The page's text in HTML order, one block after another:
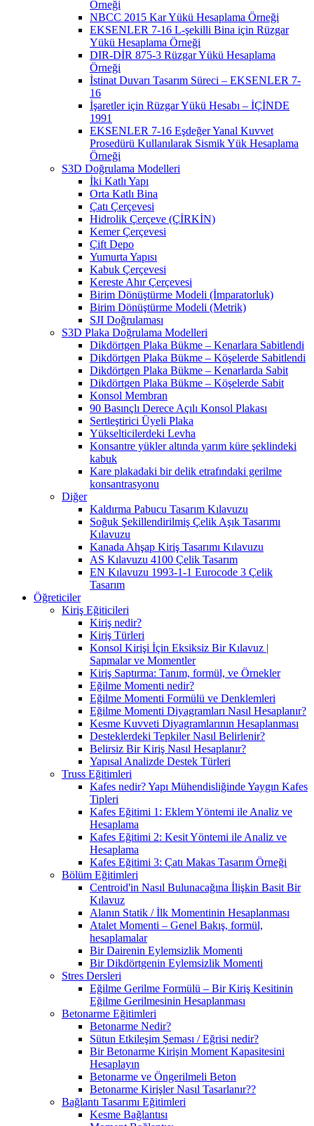
Örneği
NBCC 2015 Kar Yükü Hesaplama Örneği
EKSENLER 7-16 L-şekilli Bina için Rüzgar
Yükü Hesaplama Örneği
DIR-DİR 875-3 Rüzgar Yükü Hesaplama
Örneği
İstinat Duvarı Tasarım Süreci – EKSENLER 7-
16
İşaretler için Rüzgar Yükü Hesabı – İÇİNDE
1991
EKSENLER 7-16 Eşdeğer Yanal Kuvvet
Prosedürü Kullanılarak Sismik Yük Hesaplama
Örneği
S3D Doğrulama Modelleri
İki Katlı Yapı
Orta Katlı Bina
Çatı Çerçevesi
Hidrolik Çerçeve (ÇİRKİN)
Kemer Çerçevesi
Çift Depo
Yumurta Yapısı
Kabuk Çerçevesi
Kereste Ahır Çerçevesi
Birim Dönüştürme Modeli (İmparatorluk)
Birim Dönüştürme Modeli (Metrik)
SJI Doğrulaması
S3D Plaka Doğrulama Modelleri
Dikdörtgen Plaka Bükme – Kenarlara Sabitlendi
Dikdörtgen Plaka Bükme – Köşelerde Sabitlendi
Dikdörtgen Plaka Bükme – Kenarlarda Sabit
Dikdörtgen Plaka Bükme – Köşelerde Sabit
Konsol Membran
90 Basınçlı Derece Açılı Konsol Plakası
Sertleştirici Üyeli Plaka
Yükselticilerdeki Levha
Konsantre yükler altında yarım küre şeklindeki
kabuk
Kare plakadaki bir delik etrafındaki gerilme
konsantrasyonu
Diğer
Kaldırma Pabucu Tasarım Kılavuzu
Soğuk Şekillendirilmiş Çelik Aşık Tasarımı
Kılavuzu
Kanada Ahşap Kiriş Tasarımı Kılavuzu
AS Kılavuzu 4100 Çelik Tasarım
EN Kılavuzu 1993-1-1 Eurocode 3 Çelik
Tasarım
Öğreticiler
Kiriş Eğiticileri
Kiriş nedir?
Kiriş Türleri
Konsol Kirişi İçin Eksiksiz Bir Kılavuz |
Sapmalar ve Momentler
Kiriş Saptırma: Tanım, formül, ve Örnekler
Eğilme Momenti nedir?
Eğilme Momenti Formülü ve Denklemleri
Eğilme Momenti Diyagramları Nasıl Hesaplanır?
Kesme Kuvveti Diyagramlarının Hesaplanması
Desteklerdeki Tepkiler Nasıl Belirlenir?
Belirsiz Bir Kiriş Nasıl Hesaplanır?
Yapısal Analizde Destek Türleri
Truss Eğitimleri
Kafes nedir? Yapı Mühendisliğinde Yaygın Kafes
Tipleri
Kafes Eğitimi 1: Eklem Yöntemi ile Analiz ve
Hesaplama
Kafes Eğitimi 2: Kesit Yöntemi ile Analiz ve
Hesaplama
Kafes Eğitimi 3: Çatı Makas Tasarım Örneği
Bölüm Eğitimleri
Centroid'in Nasıl Bulunacağına İlişkin Basit Bir
Kılavuz
Alanın Statik / İlk Momentinin Hesaplanması
Atalet Momenti – Genel Bakış, formül,
hesaplamalar
Bir Dairenin Eylemsizlik Momenti
Bir Dikdörtgenin Eylemsizlik Momenti
Stres Dersleri
Eğilme Gerilme Formülü – Bir Kiriş Kesitinin
Eğilme Gerilmesinin Hesaplanması
Betonarme Eğitimleri
Betonarme Nedir?
Sütun Etkileşim Şeması / Eğrisi nedir?
Bir Betonarme Kirişin Moment Kapasitesini
Hesaplayın
Betonarme ve Öngerilmeli Beton
Betonarme Kirişler Nasıl Tasarlanır??
Bağlantı Tasarımı Eğitimleri
Kesme Bağlantısı